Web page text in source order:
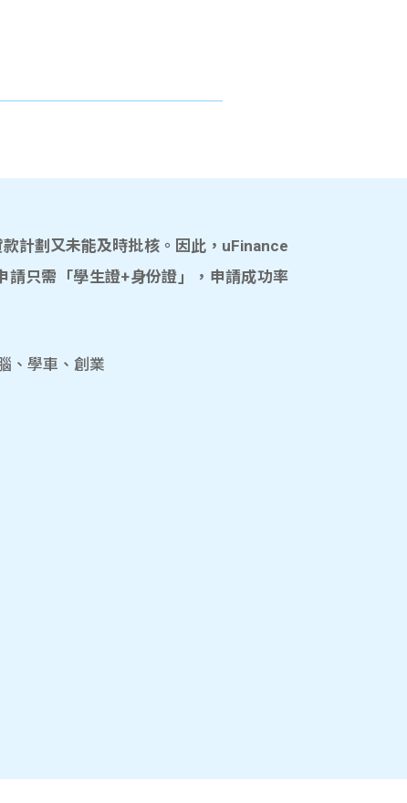
計劃又未能及時批核。因此，uFinance
請只需「學生證+身份證」，申請成功率
、學車、創業